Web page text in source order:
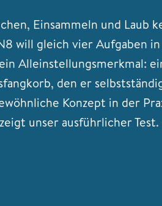
Einsammeln und Laub
will gleich vier Aufgaben
Alleinstellungsmerkmal:
den er
Konzept in der
unser ausführlicher Test.